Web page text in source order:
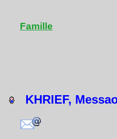
Famille
KHRIEF,